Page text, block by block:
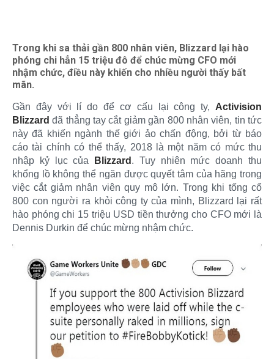
Trong khi sa thải gần 800 nhân viên, Blizzard lại hào
phóng chi hẳn 15 triệu đô để chúc mừng CFO mới
nhậm chức, điều này khiến cho nhiều người thấy bất
mãn.
Gần đây với lí do để cơ cấu lại công ty, Activision
Blizzard đã thẳng tay cắt giảm gần 800 nhân viên, tin tức
này đã khiến ngành thế giới ảo chấn động, bởi từ báo
cáo tài chính có thể thấy, 2018 là một năm có mức thu
nhập kỷ lục của
Blizzard . Tuy nhiên mức doanh thu
khổng lồ không thể ngăn được quyết tâm của hãng trong
việc cắt giảm nhân viên quy mô lớn. Trong khi tống cổ
800 con người ra khỏi công ty của mình, Blizzard lại rất
hào phóng chi 15 triệu USD tiền thưởng cho CFO mới là
Dennis Durkin để chúc mừng nhậm chức.​